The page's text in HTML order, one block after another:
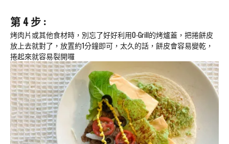
第 4 步 :
烤肉片或其他食材時，別忘了好好利用O-Grill的烤爐蓋，把捲餅皮
放上去就對了，放置約1分鐘即可，太久的話，餅皮會容易變乾，
捲起來就容易裂開囉